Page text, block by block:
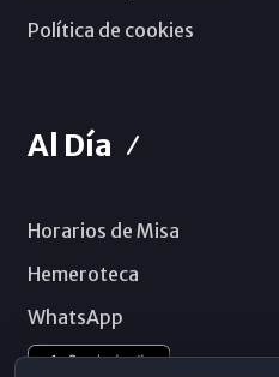
Política de cookies
Al Día
Horarios de Misa
Hemeroteca
WhatsApp